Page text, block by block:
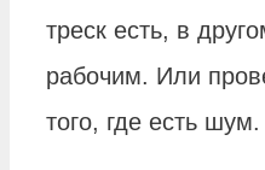
треск есть, в
рабочим. Или
того, где есть шум.